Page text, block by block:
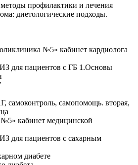
профилактики и лечения
диетологические подходы.
№5» кабинет кардиолога
для пациентов с ГБ 1.Основы
самоконтроль, самопомощь. вторая,
кабинет медицинской
для пациентов с сахарным
диабете